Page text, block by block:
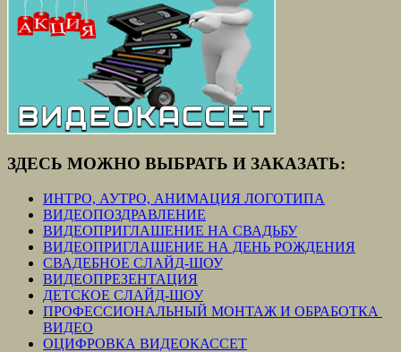
ЗДЕСЬ МОЖНО ВЫБРАТЬ И ЗАКАЗАТЬ:
ИНТРО, АУТРО, АНИМАЦИЯ ЛОГОТИПА
ВИДЕОПОЗДРАВЛЕНИЕ
ВИДЕОПРИГЛАШЕНИЕ НА СВАДЬБУ
ВИДЕОПРИГЛАШЕНИЕ НА ДЕНЬ РОЖДЕНИЯ
СВАДЕБНОЕ СЛАЙД-ШОУ
ВИДЕОПРЕЗЕНТАЦИЯ
ДЕТСКОЕ СЛАЙД-ШОУ
ПРОФЕССИОНАЛЬНЫЙ МОНТАЖ И ОБРАБОТКА
ВИДЕО
ОЦИФРОВКА ВИДЕОКАССЕТ